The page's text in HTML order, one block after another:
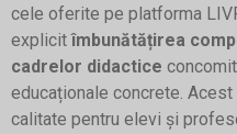
cele oferite pe platforma
explicitîmbunătățirea
cadrelor didactice
educaționale concrete.
calitate pentru elevi și